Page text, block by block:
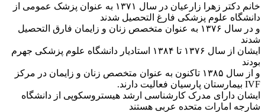
خانم دکتر زهرا زارعیان در سال ۱۳۷۱ به عنوان پزشک عمومی از
دانشگاه علوم پزشکی فارغ التحصیل شدند
و در سال ۱۳۷۶ به عنوان متخصص زنان و زایمان فارق التحصیل
شدند
ایشان از سال ۱۳۷۶ تا ۱۳۸۴ استادیار دانشگاه علوم پزشکی جهرم
بودند
و از سال ۱۳۸۵ تاکنون به عنوان متخصص زنان و زایمان در مرکز
IVF بیمارستان پارسیان فعالیت دارند.
ایشان دارای مدرک کارشناسی ارشد هیستروسکوپی از دانشگاه
شارجه امارات متحده عربی هستند